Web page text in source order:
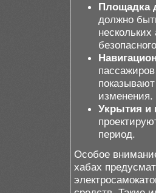
Площадка
должно
изменения.
Укрытия и
период.
Особое
хабах